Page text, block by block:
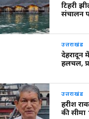
टिहरी
संचालन
उत्तराखंड
देहरादून
हलचल,
उत्तराखंड
हरीश
की